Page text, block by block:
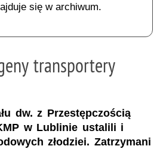
się w archiwum.
transportery
dw. z Przestępczością
w Lublinie ustalili i
złodziei. Zatrzymani